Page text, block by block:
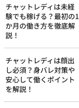
チャットレディは未経
験でも稼げる？最初の1
か月の働き方を徹底解
説！
チャットレディは顔出
し必須？身バレ対策や
安心して働くポイント
を解説！